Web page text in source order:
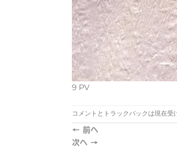
9 PV
コメントとトラックバックは現在受
← 前へ
次へ →